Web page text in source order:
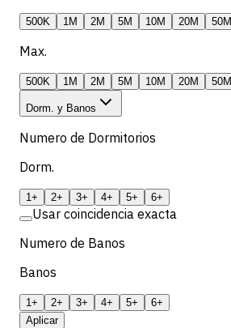
500K 1M 2M 5M 10M 20M 50M
Max.
500K 1M 2M 5M 10M 20M 50M
Dorm. y Banos
Numero de Dormitorios
Dorm.
1+ 2+ 3+ 4+ 5+ 6+
Usar coincidencia exacta
Numero de Banos
Banos
1+ 2+ 3+ 4+ 5+
6+
Aplicar